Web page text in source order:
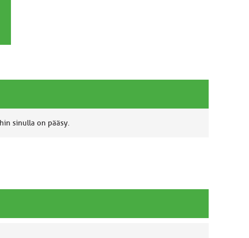
sinulla on pääsy.